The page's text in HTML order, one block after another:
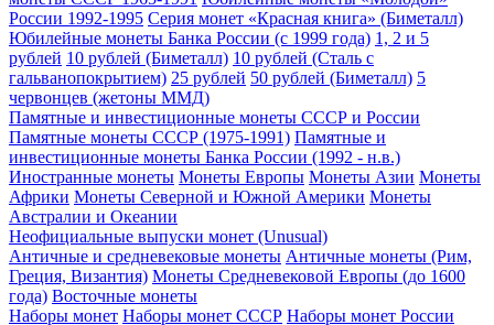
России 1992-1995 Серия монет «Красная книга» (Биметалл)
Юбилейные монеты Банка России (с 1999 года) 1, 2 и 5
рублей 10 рублей (Биметалл) 10 рублей (Сталь с
гальванопокрытием) 25 рублей 50 рублей (Биметалл) 5
червонцев (жетоны ММД)
Памятные и инвестиционные монеты СССР и России
Памятные монеты СССР (1975-1991) Памятные и
инвестиционные монеты Банка России (1992 - н.в.)
Иностранные монеты Монеты Европы Монеты Азии Монеты
Африки Монеты Северной и Южной Америки Монеты
Австралии и Океании
Неофициальные выпуски монет (Unusual)
Античные и средневековые монеты Античные монеты (Рим,
Греция, Византия) Монеты Средневековой Европы (до 1600
года) Восточные монеты
Наборы монет Наборы монет СССР Наборы монет России